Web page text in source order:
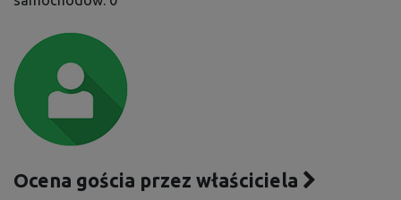
Ocena gościa przez właściciela